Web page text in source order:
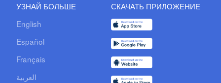
УЗНАЙ БОЛЬШЕ
English
Español
Français
العربية
СКАЧАТЬ ПРИЛОЖЕНИЕ